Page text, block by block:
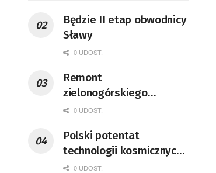
Będzie II etap obwodnicy
Sławy
0 UDOST.
Remont
zielonogórskiego
deptaka zgodnie z
0 UDOST.
Polski potentat
technologii kosmicznych
wprowadzi się do Zielonej
0 UDOST.